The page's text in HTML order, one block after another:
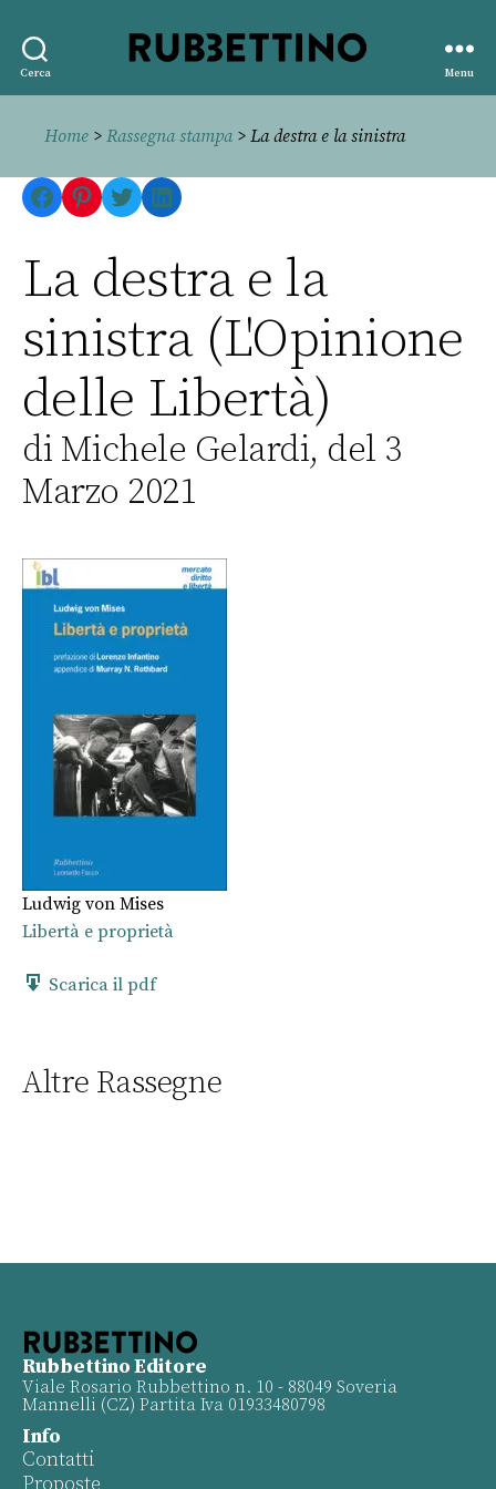
Cerca
editore
Menu
Home > Rassegna stampa> La destra e la sinistra
Facebook
Pinterest
TwitterLinkedIn
La destra e la
sinistra (L'Opinione
delle Libertà)
di Michele Gelardi, del 3
Marzo 2021
Ludwig von Mises
Libertà e proprietà
Scarica il pdf
Altre Rassegne
Rubbettino Editore
Viale Rosario Rubbettino n. 10 - 88049 Soveria
Mannelli (CZ) Partita Iva 01933480798
Info
Contatti
Proposte